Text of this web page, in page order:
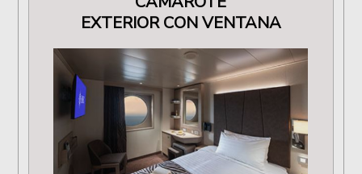
EXTERIOR CON VENTANA